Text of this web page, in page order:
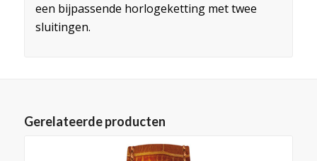
een bijpassende horlogeketting met twee
sluitingen.
Gerelateerde producten